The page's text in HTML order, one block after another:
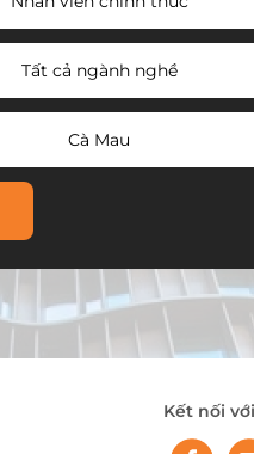
Tất cả ngành nghề
Cà Mau
Kết nối